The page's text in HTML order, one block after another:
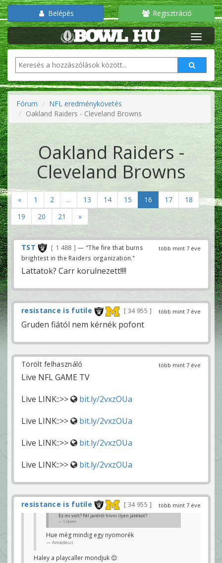
Belépés Regisztráció
Fórum
NFL eredménykövetés
Oakland Raiders - Cleveland Browns
Oakland Raiders -
Cleveland Browns
« 1 2 ... 13 14 15 16 17
18
19
20 21 »
több mint 7 éve
TST 1 488
— "The fire that burns
brightest in the Raiders organization."
Lattatok? Carr korulnezett!!!!
több mint 7 éve
resistance is futile 34 955
Gruden fiától nem kérnék pofont
több mint 7 éve
Törölt felhasználó
Live NFL GAME TV
Live LINK::>>
bit.ly/2vxzOUa
Live LINK::>>
bit.ly/2vxzOUa
Live LINK::>>
bit.ly/2vxzOUa
Live LINK::>>
bit.ly/2vxzOUa
több mint 7 éve
resistance is futile 34 955
Ez mi volt? Fél jardról hívni ilyen játékot?
Szipeter
Hue még mindig egy nyomorék
Amadeus
Haley a playcaller mondjuk 😊